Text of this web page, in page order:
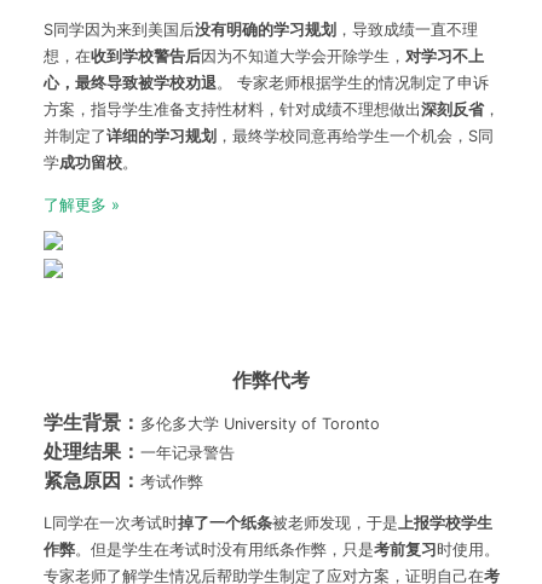
S同学因为来到美国后没有明确的学习规划 ，导致成绩一直不理
想，在收到学校警告后因为不知道大学会开除学生， 对学习不上
心，最终导致被学校劝退。 专家老师根据学生的情况制定了申诉
方案，指导学生准备支持性材料，针对成绩不理想做出深刻反省，
并制定了详细的学习规划 ，最终学校同意再给学生一个机会，S同
学成功留校。
了解更多 »
作弊代考
学生背景： 多伦多大学 University of Toronto
处理结果： 一年记录警告
紧急原因： 考试作弊
L同学在一次考试时掉了一个纸条被老师发现，于是上报学校学生
作弊。但是学生在考试时没有用纸条作弊，只是考前复习 时使用。
专家老师了解学生情况后帮助学生制定了应对方案，证明自己在考